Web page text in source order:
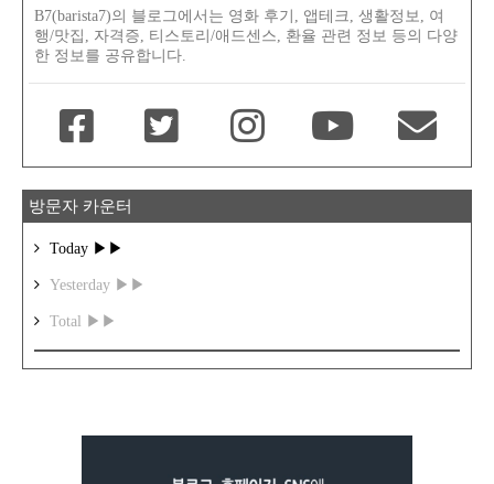
B7(barista7)의 블로그에서는 영화 후기, 앱테크, 생활정보, 여
행/맛집, 자격증, 티스토리/애드센스, 환율 관련 정보 등의 다양
한 정보를 공유합니다.
방문자 카운터
Today ▶▶
Yesterday ▶▶
Total ▶▶